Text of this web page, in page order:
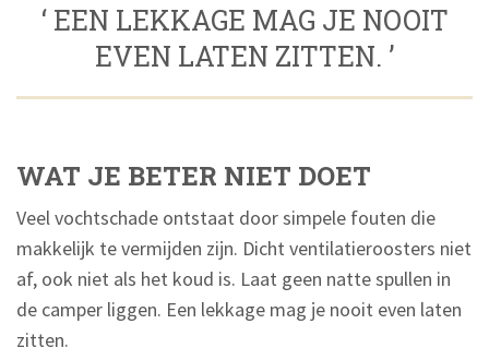
‘ EEN LEKKAGE MAG JE NOOIT
EVEN LATEN ZITTEN. ’
WAT JE BETER NIET DOET
Veel vochtschade ontstaat door simpele fouten die
makkelijk te vermijden zijn. Dicht ventilatieroosters niet
af, ook niet als het koud is. Laat geen natte spullen in
de camper liggen. Een lekkage mag je nooit even laten
zitten.